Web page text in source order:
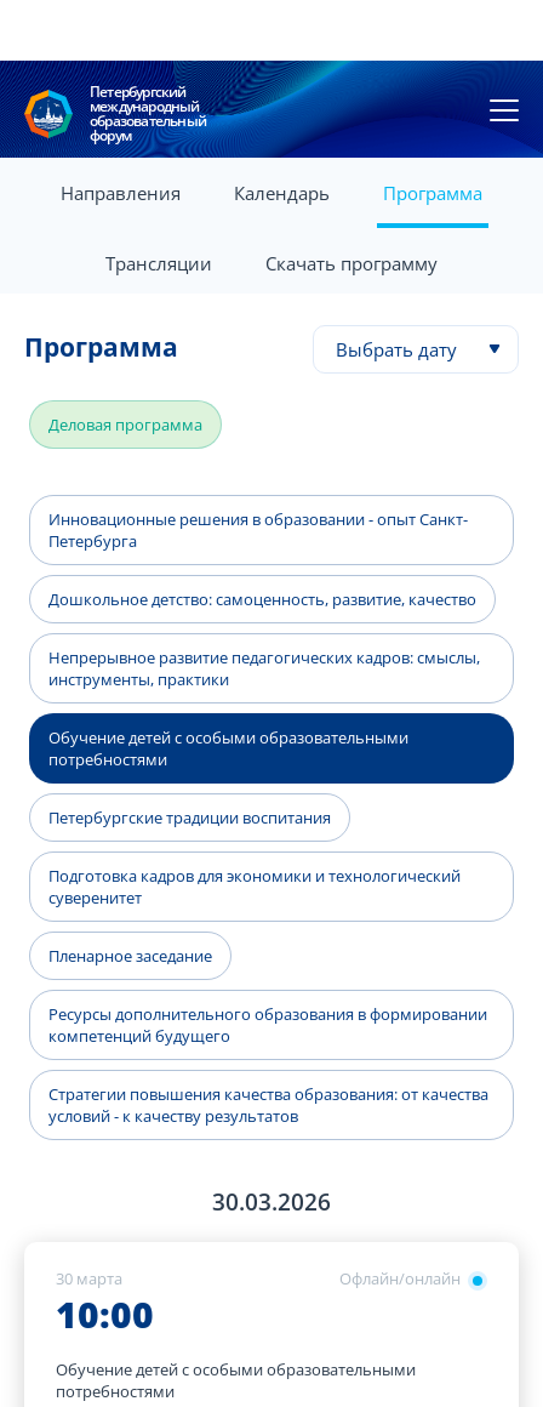
Петербургский
международный
образовательный
форум
Направления Календарь Программа
Трансляции Скачать программу
Программа Выбрать дату
Деловая программа
Инновационные решения в образовании - опыт Санкт-
Петербурга
Дошкольное детство: самоценность, развитие, качество
Непрерывное развитие педагогических кадров: смыслы,
инструменты, практики
Обучение детей с особыми образовательными
потребностями
Петербургские традиции воспитания
Подготовка кадров для экономики и технологический
суверенитет
Пленарное заседание
Ресурсы дополнительного образования в формировании
компетенций будущего
Стратегии повышения качества образования: от качества
условий - к качеству результатов
30.03.2026
Офлайн/онлайн
30 марта
10:00
Обучение детей с особыми образовательными
потребностями